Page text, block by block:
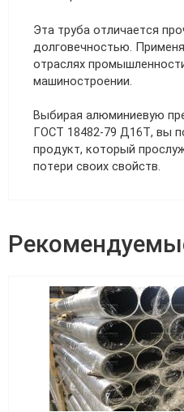
Эта труба отличается
долговечностью.
отраслях
машиностроении.
Выбирая алюминиевую
ГОСТ 18482-79 Д16Т, вы
продукт, который
потери своих свойств.